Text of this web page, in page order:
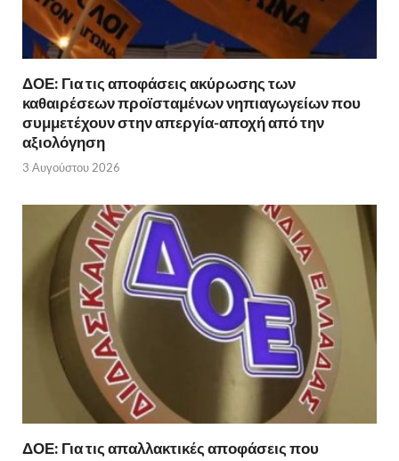
ΔΟΕ: Για τις αποφάσεις ακύρωσης των
καθαιρέσεων προϊσταμένων νηπιαγωγείων που
συμμετέχουν στην απεργία-αποχή από την
αξιολόγηση
3 Αυγούστου 2026
ΔΟΕ: Για τις απαλλακτικές αποφάσεις που